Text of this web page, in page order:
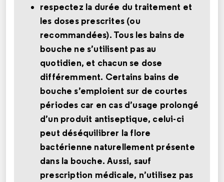
respectez la durée du traitement et
les doses prescrites (ou
recommandées). Tous les bains de
bouche ne s’utilisent pas au
quotidien, et chacun se dose
différemment. Certains bains de
bouche s’emploient sur de courtes
périodes car en cas d’usage prolongé
d’un produit antiseptique, celui-ci
peut déséquilibrer la flore
bactérienne naturellement présente
dans la bouche. Aussi, sauf
prescription médicale, n’utilisez pas